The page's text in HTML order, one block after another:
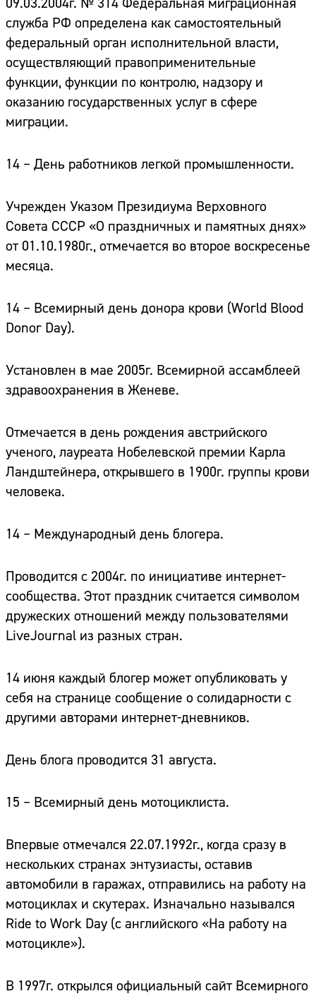
служба РФ определена как самостоятельный
федеральный орган исполнительной власти,
осуществляющий правоприменительные
функции, функции по контролю, надзору и
оказанию государственных услуг в сфере
миграции.
14 – День работников легкой промышленности.
Учрежден Указом Президиума Верховного
Совета СССР «О праздничных и памятных днях»
от 01.10.1980г., отмечается во второе воскресенье
месяца.
14 – Всемирный день донора крови (World Blood
Donor Day).
Установлен в мае 2005г. Всемирной ассамблеей
здравоохранения в Женеве.
Отмечается в день рождения австрийского
ученого, лауреата Нобелевской премии Карла
Ландштейнера, открывшего в 1900г. группы крови
человека.
14 – Международный день блогера.
Проводится с 2004г. по инициативе интернет-
сообщества. Этот праздник считается символом
дружеских отношений между пользователями
LiveJournal из разных стран.
14 июня каждый блогер может опубликовать у
себя на странице сообщение о солидарности с
другими авторами интернет-дневников.
День блога проводится 31 августа.
15 – Всемирный день мотоциклиста.
Впервые отмечался 22.07.1992г., когда сразу в
нескольких странах энтузиасты, оставив
автомобили в гаражах, отправились на работу на
мотоциклах и скутерах. Изначально назывался
Ride to Work Day (с английского «На работу на
мотоцикле»).
В 1997г. открылся официальный сайт Всемирного